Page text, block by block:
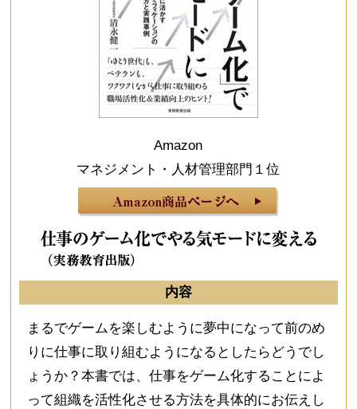
Amazon
マネジメント・人材管理部門１位
内容
まるでゲームを楽しむように夢中になって前のめ
りに仕事に取り組むようになるとしたらどうでし
ょうか？本書では、仕事をゲーム化することによ
って組織を活性化させる方法を具体的にお伝えし